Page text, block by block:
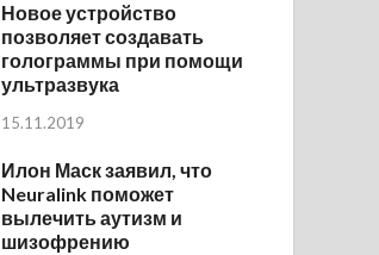
Новое устройство
позволяет создавать
голограммы при помощи
ультразвука
15.11.2019
Илон Маск заявил, что
Neuralink поможет
вылечить аутизм и
шизофрению